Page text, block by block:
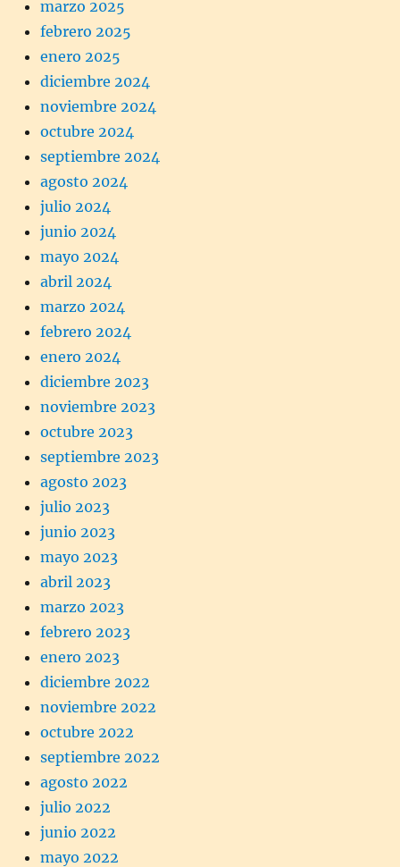
marzo 2025
febrero 2025
enero 2025
diciembre 2024
noviembre 2024
octubre 2024
septiembre 2024
agosto 2024
julio 2024
junio 2024
mayo 2024
abril 2024
marzo 2024
febrero 2024
enero 2024
diciembre 2023
noviembre 2023
octubre 2023
septiembre 2023
agosto 2023
julio 2023
junio 2023
mayo 2023
abril 2023
marzo 2023
febrero 2023
enero 2023
diciembre 2022
noviembre 2022
octubre 2022
septiembre 2022
agosto 2022
julio 2022
junio 2022
mayo 2022